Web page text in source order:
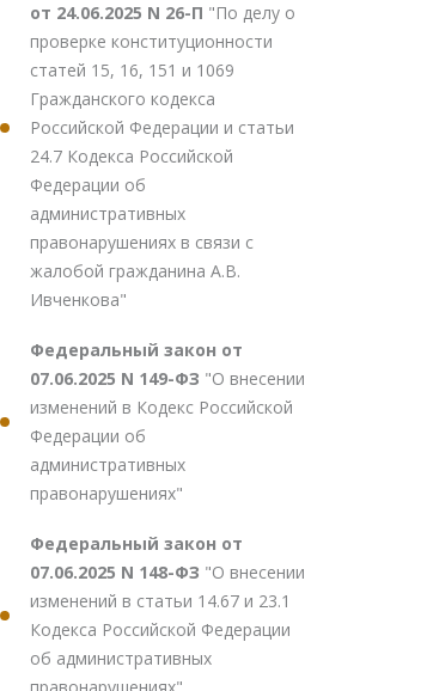
от 24.06.2025 N 26-П "По делу о
проверке конституционности
статей 15, 16, 151 и 1069
Гражданского кодекса
Российской Федерации и статьи
24.7 Кодекса Российской
Федерации об
административных
правонарушениях в связи с
жалобой гражданина А.В.
Ивченкова"
Федеральный закон от
07.06.2025 N 149-ФЗ "О внесении
изменений в Кодекс Российской
Федерации об
административных
правонарушениях"
Федеральный закон от
07.06.2025 N 148-ФЗ "О внесении
изменений в статьи 14.67 и 23.1
Кодекса Российской Федерации
об административных